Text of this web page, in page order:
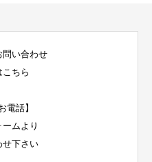
問い合わせ
こちら
電話】
ームより
せ下さい